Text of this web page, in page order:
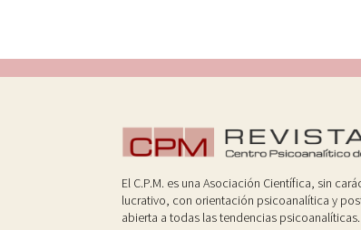
El C.P.M. es una Asociación Científica, sin
lucrativo, con orientación psicoanalítica y
abierta a todas las tendencias psicoanalíticas.